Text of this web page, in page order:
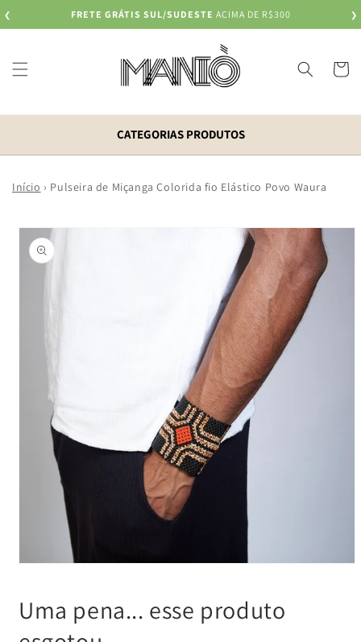
conteúdo
❮ FRETE GRÁTIS SUL/SUDESTE ACIMA DE R$300 ❯
CATEGORIAS PRODUTOS
Início › Pulseira de Miçanga Colorida fio Elástico Povo Waura
informações
do produto
Uma pena... esse produto